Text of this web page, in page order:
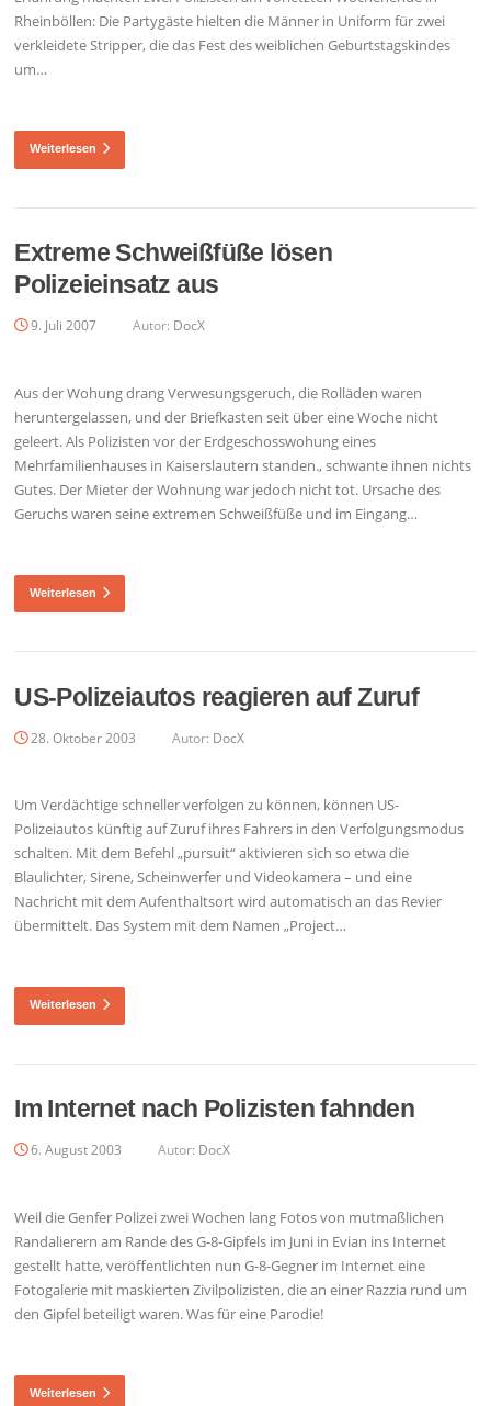
Rheinböllen: Die Partygäste hielten die Männer in Uniform für zwei
verkleidete Stripper, die das Fest des weiblichen Geburtstagskindes
um…
Weiterlesen
Extreme Schweißfüße lösen
Polizeieinsatz aus
9. Juli 2007 Autor: DocX
Aus der Wohung drang Verwesungsgeruch, die Rolläden waren
heruntergelassen, und der Briefkasten seit über eine Woche nicht
geleert. Als Polizisten vor der Erdgeschosswohung eines
Mehrfamilienhauses in Kaiserslautern standen., schwante ihnen nichts
Gutes. Der Mieter der Wohnung war jedoch nicht tot. Ursache des
Geruchs waren seine extremen Schweißfüße und im Eingang…
Weiterlesen
US-Polizeiautos reagieren auf Zuruf
28. Oktober 2003 Autor: DocX
Um Verdächtige schneller verfolgen zu können, können US-
Polizeiautos künftig auf Zuruf ihres Fahrers in den Verfolgungsmodus
schalten. Mit dem Befehl „pursuit“ aktivieren sich so etwa die
Blaulichter, Sirene, Scheinwerfer und Videokamera – und eine
Nachricht mit dem Aufenthaltsort wird automatisch an das Revier
übermittelt. Das System mit dem Namen „Project…
Weiterlesen
Im Internet nach Polizisten fahnden
6. August 2003 Autor: DocX
Weil die Genfer Polizei zwei Wochen lang Fotos von mutmaßlichen
Randalierern am Rande des G-8-Gipfels im Juni in Evian ins Internet
gestellt hatte, veröffentlichten nun G-8-Gegner im Internet eine
Fotogalerie mit maskierten Zivilpolizisten, die an einer Razzia rund um
den Gipfel beteiligt waren. Was für eine Parodie!
Weiterlesen